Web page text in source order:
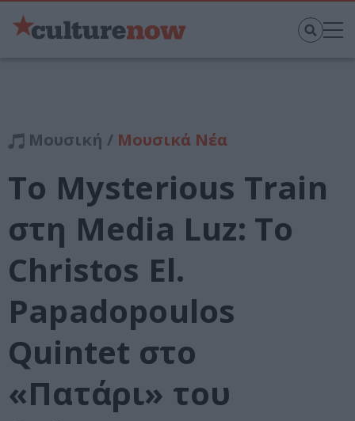
Μουσική / Μουσικά Νέα
Το Mysterious Train
στη Media Luz: Το
Christos El.
Papadopoulos
Quintet στο
«Πατάρι» του